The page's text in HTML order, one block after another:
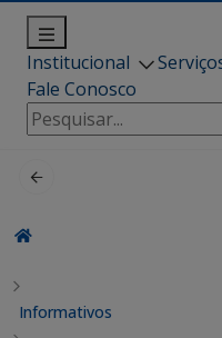
Institucional
Fale Conosco
Pesquisar
por:
Informativos